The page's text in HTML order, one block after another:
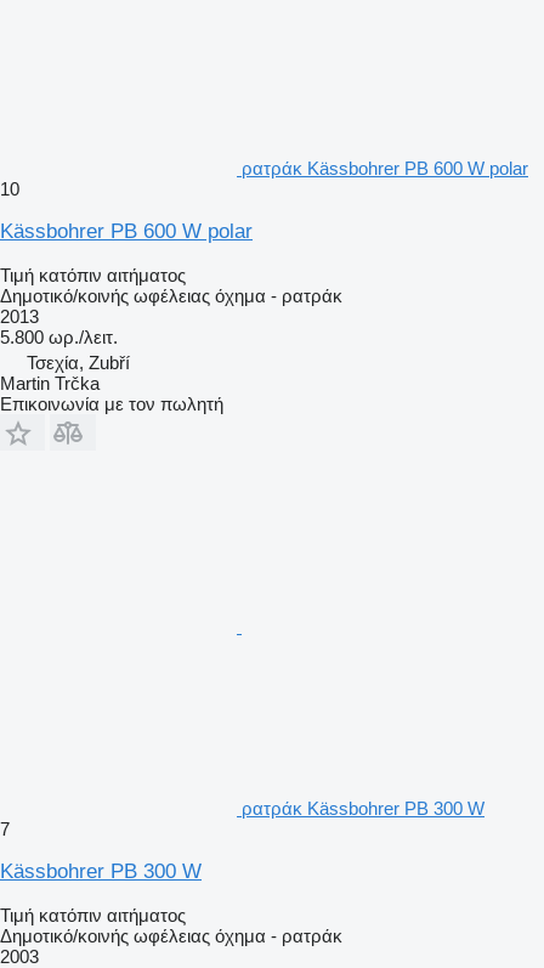
ρατράκ Kässbohrer PB 600 W polar
10
Kässbohrer PB 600 W polar
Τιμή κατόπιν αιτήματος
Δημοτικό/κοινής ωφέλειας όχημα - ρατράκ
2013
5.800 ωρ./λειτ.
Τσεχία, Zubří
Martin Trčka
Επικοινωνία με τον πωλητή
ρατράκ Kässbohrer PB 300 W
7
Kässbohrer PB 300 W
Τιμή κατόπιν αιτήματος
Δημοτικό/κοινής ωφέλειας όχημα - ρατράκ
2003